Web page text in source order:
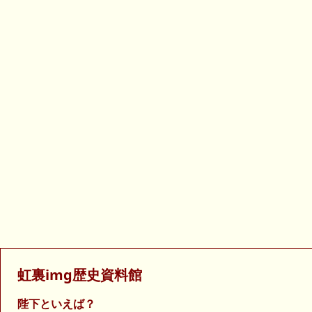
虹裏img歴史資料館
陛下といえば？